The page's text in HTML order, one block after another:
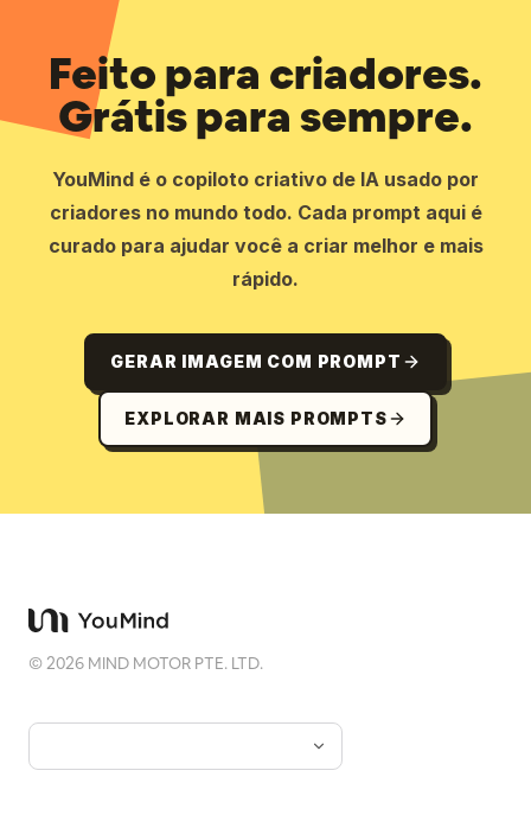
Feito para criadores.
Grátis para sempre.
YouMind é o copiloto criativo de IA usado por
criadores no mundo todo. Cada prompt aqui é
curado para ajudar você a criar melhor e mais
rápido.
GERAR IMAGEM COM PROMPT
EXPLORAR MAIS PROMPTS
©2026 MIND MOTOR PTE. LTD.